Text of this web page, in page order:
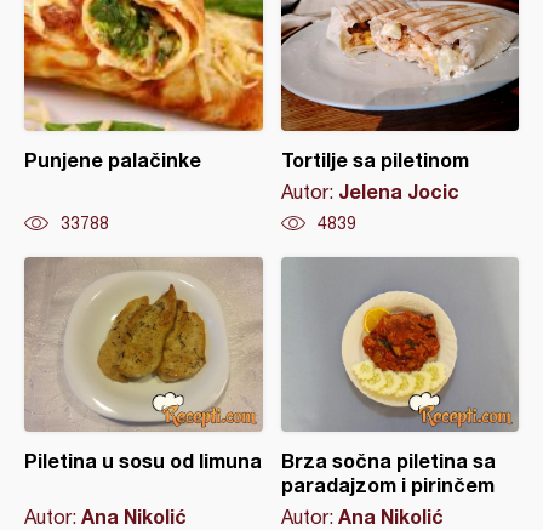
Punjene palačinke
33788
Tortilje sa piletinom
Autor: Jelena Jocic
4839
Piletina u sosu od limuna
Autor: Ana Nikolić
Brza sočna piletina sa
paradajzom i pirinčem
Autor: Ana Nikolić